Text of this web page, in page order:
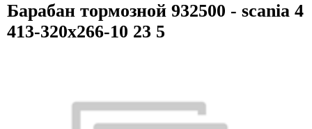
Барабан тормозной 932500 - scania 4
413-320x266-10 23 5